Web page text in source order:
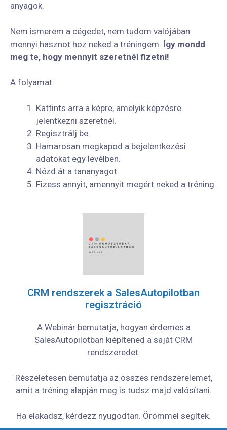
anyagok.
Nem ismerem a cégedet, nem tudom valójában
mennyi hasznot hoz neked a tréningem. Így mondd
meg te, hogy mennyit szeretnél fizetni!
A folyamat:
Kattints arra a képre, amelyik képzésre
jelentkezni szeretnél.
Regisztrálj be.
Hamarosan megkapod a bejelentkezési
adatokat egy levélben.
Nézd át a tananyagot.
Fizess annyit, amennyit megért neked a tréning.
CRM rendszerek a SalesAutopilotban
regisztráció
A Webinár bemutatja, hogyan érdemes a
SalesAutopilotban kiépítened a saját CRM
rendszeredet.
Részeletesen bemutatja az összes rendszerelemet,
amit a tréning alapján meg is tudsz majd valósítani.
Ha elakadsz, kérdezz nyugodtan. Örömmel segítek.